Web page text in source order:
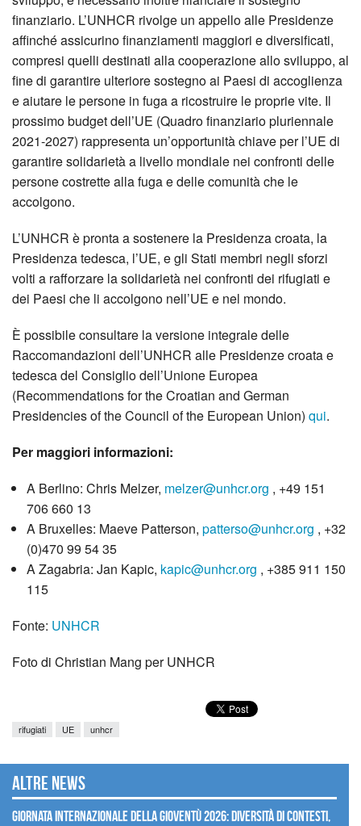
finanziario. L’UNHCR rivolge un appello alle Presidenze
affinché assicurino finanziamenti maggiori e diversificati,
compresi quelli destinati alla cooperazione allo sviluppo, al
fine di garantire ulteriore sostegno ai Paesi di accoglienza
e aiutare le persone in fuga a ricostruire le proprie vite. Il
prossimo budget dell’UE (Quadro finanziario pluriennale
2021-2027) rappresenta un’opportunità chiave per l’UE di
garantire solidarietà a livello mondiale nei confronti delle
persone costrette alla fuga e delle comunità che le
accolgono.
L’UNHCR è pronta a sostenere la Presidenza croata, la
Presidenza tedesca, l’UE, e gli Stati membri negli sforzi
volti a rafforzare la solidarietà nei confronti dei rifugiati e
dei Paesi che li accolgono nell’UE e nel mondo.
È possibile consultare la versione integrale delle
Raccomandazioni dell’UNHCR alle Presidenze croata e
tedesca del Consiglio dell’Unione Europea
(Recommendations for the Croatian and German
Presidencies of the Council of the European Union) qui.
Per maggiori informazioni:
A Berlino: Chris Melzer, melzer@unhcr.org , +49 151
706 660 13
A Bruxelles: Maeve Patterson, patterso@unhcr.org , +32
(0)470 99 54 35
A Zagabria: Jan Kapic, kapic@unhcr.org , +385 911 150
115
Fonte: UNHCR
Foto di Christian Mang per UNHCR
rifugiati UE unhcr
Altre news
GIORNATA INTERNAZIONALE DELLA GIOVENTÙ 2026: DIVERSITÀ DI CONTESTI,